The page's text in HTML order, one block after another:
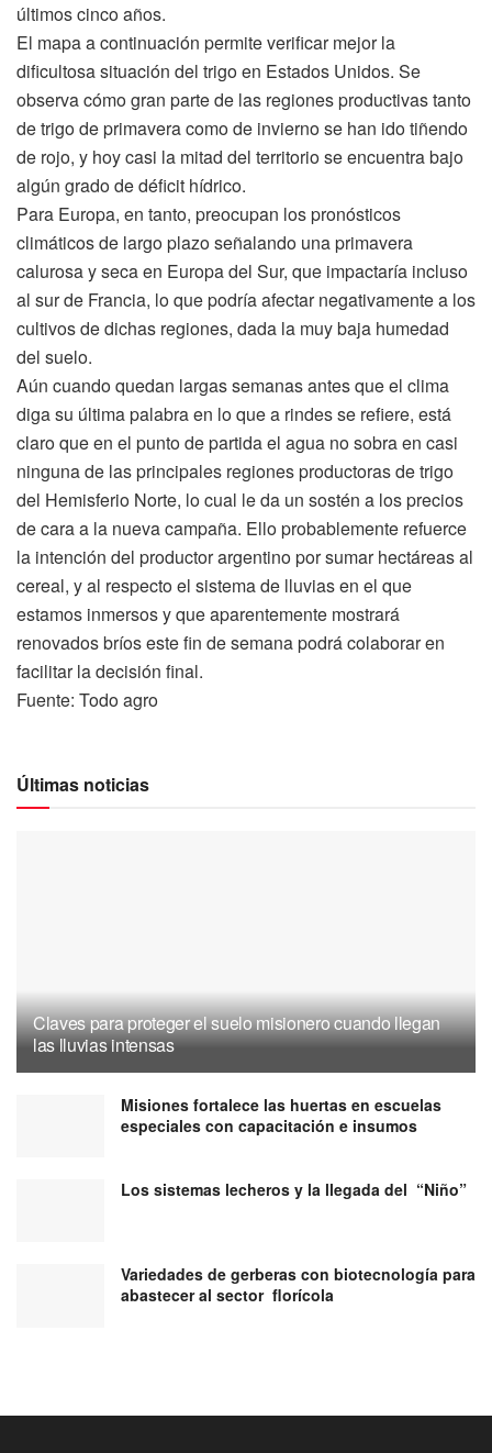
últimos cinco años.
El mapa a continuación permite verificar mejor la
dificultosa situación del trigo en Estados Unidos. Se
observa cómo gran parte de las regiones productivas tanto
de trigo de primavera como de invierno se han ido tiñendo
de rojo, y hoy casi la mitad del territorio se encuentra bajo
algún grado de déficit hídrico.
Para Europa, en tanto, preocupan los pronósticos
climáticos de largo plazo señalando una primavera
calurosa y seca en Europa del Sur, que impactaría incluso
al sur de Francia, lo que podría afectar negativamente a los
cultivos de dichas regiones, dada la muy baja humedad
del suelo.
Aún cuando quedan largas semanas antes que el clima
diga su última palabra en lo que a rindes se refiere, está
claro que en el punto de partida el agua no sobra en casi
ninguna de las principales regiones productoras de trigo
del Hemisferio Norte, lo cual le da un sostén a los precios
de cara a la nueva campaña. Ello probablemente refuerce
la intención del productor argentino por sumar hectáreas al
cereal, y al respecto el sistema de lluvias en el que
estamos inmersos y que aparentemente mostrará
renovados bríos este fin de semana podrá colaborar en
facilitar la decisión final.
Fuente: Todo agro
Últimas noticias
Claves para proteger el suelo misionero cuando llegan
las lluvias intensas
Misiones fortalece las huertas en escuelas
especiales con capacitación e insumos
Los sistemas lecheros y la llegada del “Niño”
Variedades de gerberas con biotecnología para
abastecer al sector florícola